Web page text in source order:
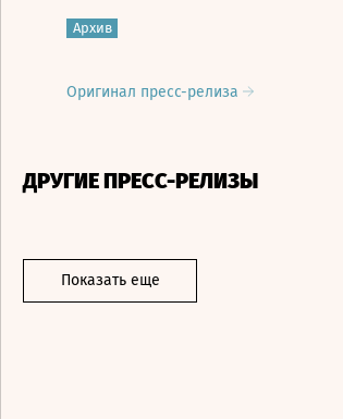
Архив
Оригинал пресс-релиза
ДРУГИЕ ПРЕСС-РЕЛИЗЫ
Показать еще